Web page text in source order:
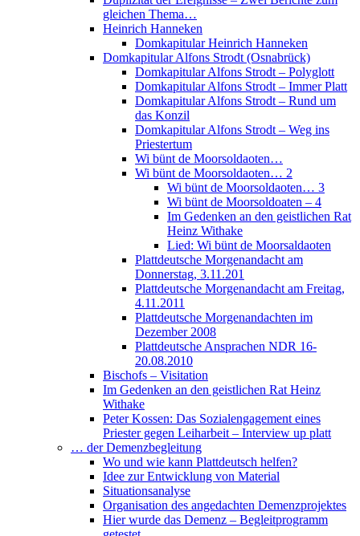
gleichen Thema…
Heinrich Hanneken
Domkapitular Heinrich Hanneken
Domkapitular Alfons Strodt (Osnabrück)
Domkapitular Alfons Strodt – Polyglott
Domkapitular Alfons Strodt – Immer Platt
Domkapitular Alfons Strodt – Rund um
das Konzil
Domkapitular Alfons Strodt – Weg ins
Priestertum
Wi bünt de Moorsoldaoten…
Wi bünt de Moorsoldaoten… 2
Wi bünt de Moorsoldaoten… 3
Wi bünt de Moorsoldoaten – 4
Im Gedenken an den geistlichen Rat
Heinz Withake
Lied: Wi bünt de Moorsaldaoten
Plattdeutsche Morgenandacht am
Donnerstag, 3.11.201
Plattdeutsche Morgenandacht am Freitag,
4.11.2011
Plattdeutsche Morgenandachten im
Dezember 2008
Plattdeutsche Ansprachen NDR 16-
20.08.2010
Bischofs – Visitation
Im Gedenken an den geistlichen Rat Heinz
Withake
Peter Kossen: Das Sozialengagement eines
Priester gegen Leiharbeit – Interview up platt
… der Demenzbegleitung
Wo und wie kann Plattdeutsch helfen?
Idee zur Entwicklung von Material
Situationsanalyse
Organisation des angedachten Demenzprojektes
Hier wurde das Demenz – Begleitprogramm